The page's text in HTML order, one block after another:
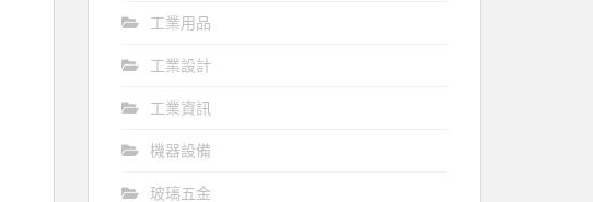
工業用品
工業設計
工業資訊
機器設備
玻璃五金